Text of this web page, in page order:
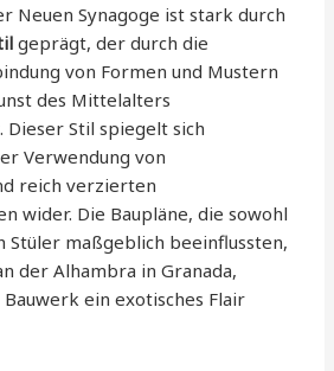
Neuen Synagoge ist stark durch
geprägt, der durch die
von Formen und Mustern
des Mittelalters
Stil spiegelt sich
Verwendung von
reich verzierten
wider. Die Baupläne, die sowohl
Stüler maßgeblich beeinflussten,
der Alhambra in Granada,
ein exotisches Flair